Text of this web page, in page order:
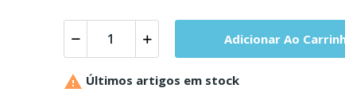
Adicionar Ao
 Últimos artigos em stock